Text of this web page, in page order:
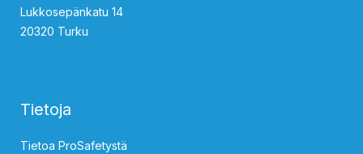
Lukkosepänkatu 14
20320 Turku
Tietoja
Tietoa ProSafetystä